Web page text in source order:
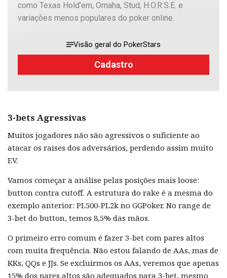
como Texas Hold’em, Omaha, Stud, H.O.R.S.E. e
variações menos populares do poker online.
Visão geral do PokerStars
Cadastro
3-bets Agressivas
Muitos jogadores não são agressivos o suficiente ao
atacar os raises dos adversários, perdendo assim muito
EV.
Vamos começar a análise pelas posições mais loose:
button contra cutoff. A estrutura do rake é a mesma do
exemplo anterior: PL500-PL2k no GGPoker. No range de
3-bet do button, temos 8,5% das mãos.
O primeiro erro comum é fazer 3-bet com pares altos
com muita frequência. Não estou falando de AAs, mas de
KKs, QQs e JJs. Se excluirmos os AAs, veremos que apenas
15% dos pares altos são adequados para 3-bet, mesmo